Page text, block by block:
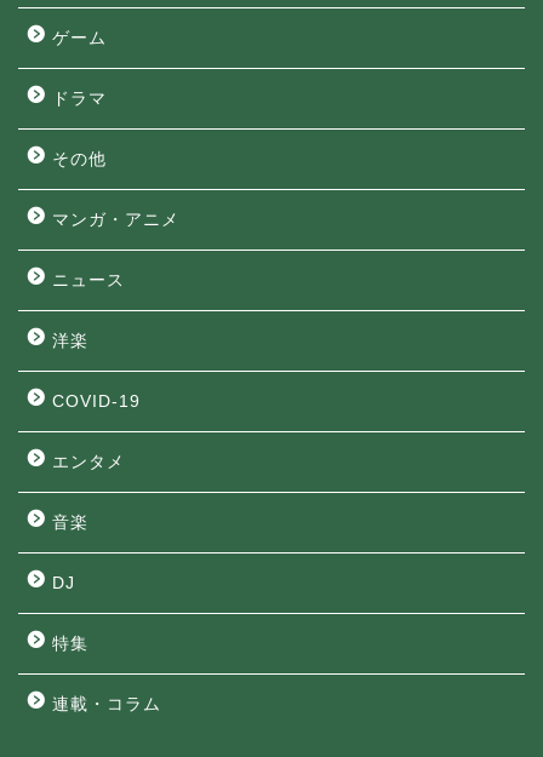
ゲーム
ドラマ
その他
マンガ・アニメ
ニュース
洋楽
COVID-19
エンタメ
音楽
DJ
特集
連載・コラム